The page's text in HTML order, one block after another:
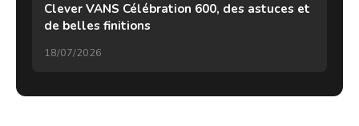
Clever VANS Célébration 600, des astuces et
de belles finitions
18/07/2026